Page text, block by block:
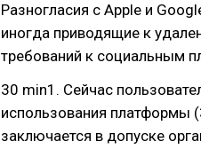
Разногласия с Apple и
иногда приводящие к
требований к социальным
30 min1. Сейчас
использования платформы
заключается в допуске